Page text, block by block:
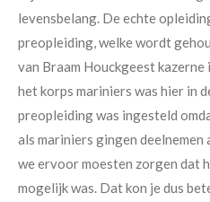
levensbelang. De echte
preopleiding, welke wordt
van Braam Houckgeest
het korps mariniers was hier in
preopleiding was ingesteld
als mariniers gingen deelnemen
we ervoor moesten zorgen dat
mogelijk was. Dat kon je dus